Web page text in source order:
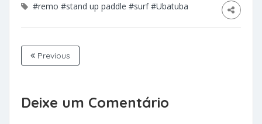
#remo #stand up paddle #surf #Ubatuba
Previous
Deixe um Comentário